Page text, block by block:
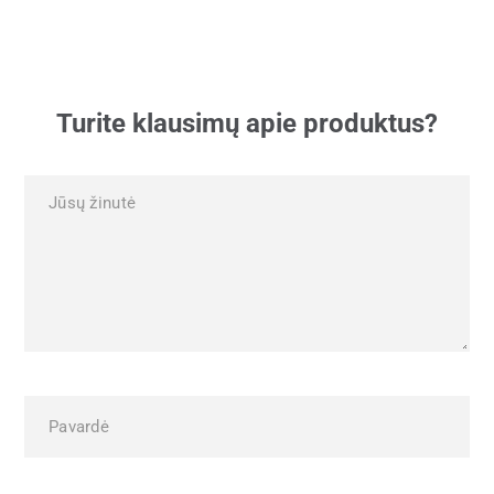
Turite klausimų apie produktus?